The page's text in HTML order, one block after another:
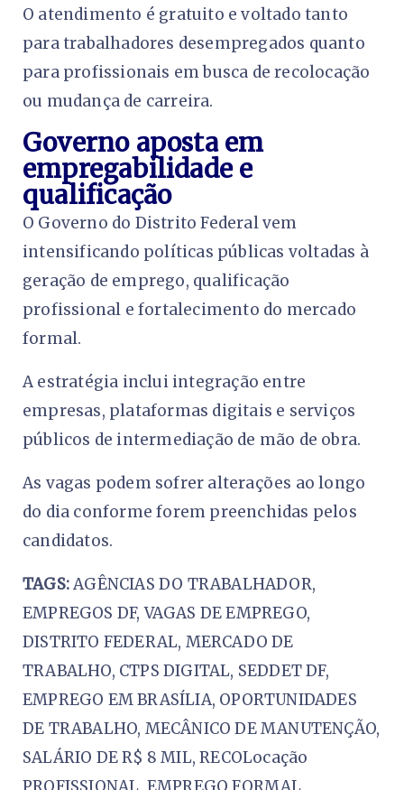
O atendimento é gratuito e voltado tanto
para trabalhadores desempregados quanto
para profissionais em busca de recolocação
ou mudança de carreira.
Governo aposta em
empregabilidade e
qualificação
O Governo do Distrito Federal vem
intensificando políticas públicas voltadas à
geração de emprego, qualificação
profissional e fortalecimento do mercado
formal.
A estratégia inclui integração entre
empresas, plataformas digitais e serviços
públicos de intermediação de mão de obra.
As vagas podem sofrer alterações ao longo
do dia conforme forem preenchidas pelos
candidatos.
TAGS:AGÊNCIAS DO TRABALHADOR,
EMPREGOS DF, VAGAS DE EMPREGO,
DISTRITO FEDERAL, MERCADO DE
TRABALHO, CTPS DIGITAL, SEDDET DF,
EMPREGO EM BRASÍLIA, OPORTUNIDADES
DE TRABALHO, MECÂNICO DE MANUTENÇÃO,
SALÁRIO DE R$ 8 MIL, RECOLocação